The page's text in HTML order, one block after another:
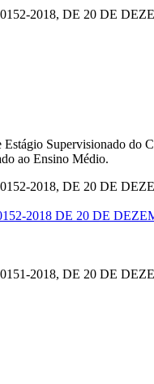
2018, DE 20 DE
Estágio Supervisionado do
ao Ensino Médio.
2018, DE 20 DE
2018 DE 20 DE
2018, DE 20 DE